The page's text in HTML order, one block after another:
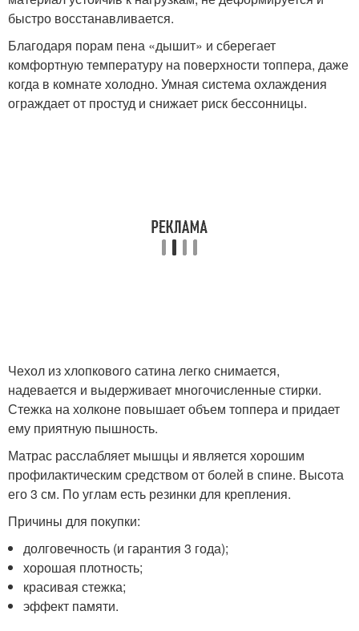
быстро восстанавливается.
Благодаря порам пена «дышит» и сберегает
комфортную температуру на поверхности топпера, даже
когда в комнате холодно. Умная система охлаждения
ограждает от простуд и снижает риск бессонницы.
Чехол из хлопкового сатина легко снимается,
надевается и выдерживает многочисленные стирки.
Стежка на холконе повышает объем топпера и придает
ему приятную пышность.
Матрас расслабляет мышцы и является хорошим
профилактическим средством от болей в спине. Высота
его 3 см. По углам есть резинки для крепления.
Причины для покупки:
долговечность (и гарантия 3 года);
хорошая плотность;
красивая стежка;
эффект памяти.